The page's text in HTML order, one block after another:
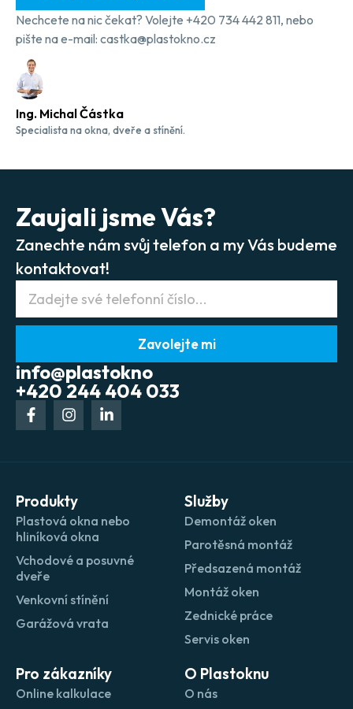
Nechcete na nic čekat? Volejte +420 734 442 811, nebo
pište na e-mail: castka@plastokno.cz
Ing. Michal Částka
Specialista na okna, dveře a stínění.
Zaujali jsme Vás?
Zanechte nám svůj telefon a my Vás budeme
kontaktovat!
Zavolejte mi
info@plastokno
+420 244 404 033
Produkty
Plastová okna nebo
hliníková okna
Vchodové a posuvné
dveře
Venkovní stínění
Garážová vrata
Služby
Demontáž oken
Parotěsná montáž
Předsazená montáž
Montáž oken
Zednické práce
Servis oken
Pro zákazníky
Online kalkulace
O Plastoknu
O nás